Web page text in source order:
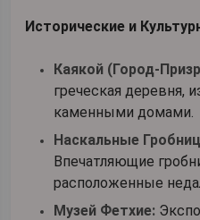
Исторические и
Каякой (Город-
греческая деревня,
каменными домами.
Наскальные
Впечатляющие
расположенные
Музей Фетхие: